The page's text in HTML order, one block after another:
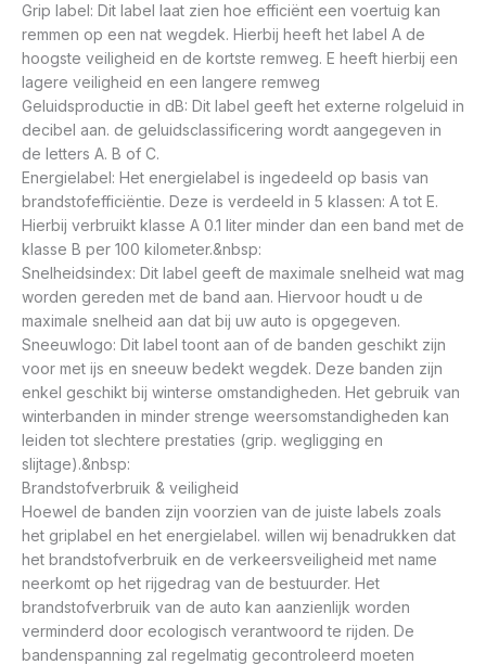
Grip label: Dit label laat zien hoe efficiënt een voertuig kan
remmen op een nat wegdek. Hierbij heeft het label A de
hoogste veiligheid en de kortste remweg. E heeft hierbij een
lagere veiligheid en een langere remweg
Geluidsproductie in dB: Dit label geeft het externe rolgeluid in
decibel aan. de geluidsclassificering wordt aangegeven in
de letters A. B of C.
Energielabel: Het energielabel is ingedeeld op basis van
brandstofefficiëntie. Deze is verdeeld in 5 klassen: A tot E.
Hierbij verbruikt klasse A 0.1 liter minder dan een band met de
klasse B per 100 kilometer.&nbsp:
Snelheidsindex: Dit label geeft de maximale snelheid wat mag
worden gereden met de band aan. Hiervoor houdt u de
maximale snelheid aan dat bij uw auto is opgegeven.
Sneeuwlogo: Dit label toont aan of de banden geschikt zijn
voor met ijs en sneeuw bedekt wegdek. Deze banden zijn
enkel geschikt bij winterse omstandigheden. Het gebruik van
winterbanden in minder strenge weersomstandigheden kan
leiden tot slechtere prestaties (grip. wegligging en
slijtage).&nbsp:
Brandstofverbruik & veiligheid
Hoewel de banden zijn voorzien van de juiste labels zoals
het griplabel en het energielabel. willen wij benadrukken dat
het brandstofverbruik en de verkeersveiligheid met name
neerkomt op het rijgedrag van de bestuurder. Het
brandstofverbruik van de auto kan aanzienlijk worden
verminderd door ecologisch verantwoord te rijden. De
bandenspanning zal regelmatig gecontroleerd moeten